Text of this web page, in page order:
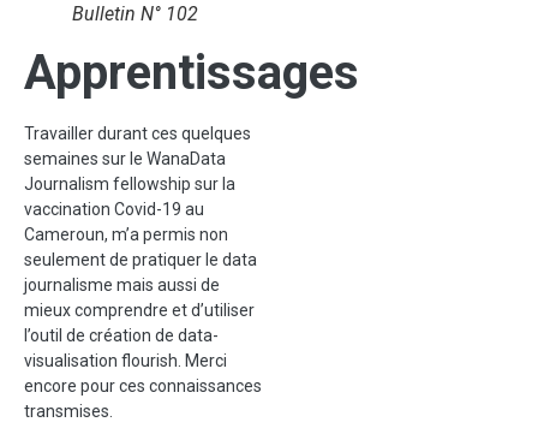
Bulletin N° 102
Apprentissages
Travailler durant ces quelques
semaines sur le WanaData
Journalism fellowship sur la
vaccination Covid-19 au
Cameroun, m’a permis non
seulement de pratiquer le data
journalisme mais aussi de
mieux comprendre et d’utiliser
l’outil de création de data-
visualisation flourish. Merci
encore pour ces connaissances
transmises.